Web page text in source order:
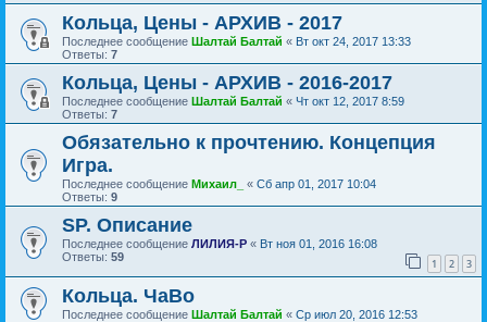
Кольца, Цены - АРХИВ - 2017
Последнее сообщение Шалтай Балтай « Вт окт 24, 2017 13:33
Ответы: 7
Кольца, Цены - АРХИВ - 2016-2017
Последнее сообщение Шалтай Балтай « Чт окт 12, 2017 8:59
Ответы: 7
Обязательно к прочтению. Концепция
Игра.
Последнее сообщение Михаил_ « Сб апр 01, 2017 10:04
Ответы: 9
SP. Описание
Последнее сообщение ЛИЛИЯ-Р « Вт ноя 01, 2016 16:08
Ответы: 59 1 2 3
Кольца. ЧаВо
Последнее сообщение Шалтай Балтай « Ср июл 20, 2016 12:53